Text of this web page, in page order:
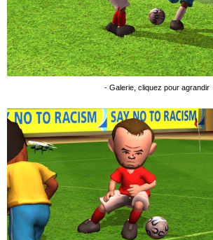
- Galerie, cliquez pour agrandir